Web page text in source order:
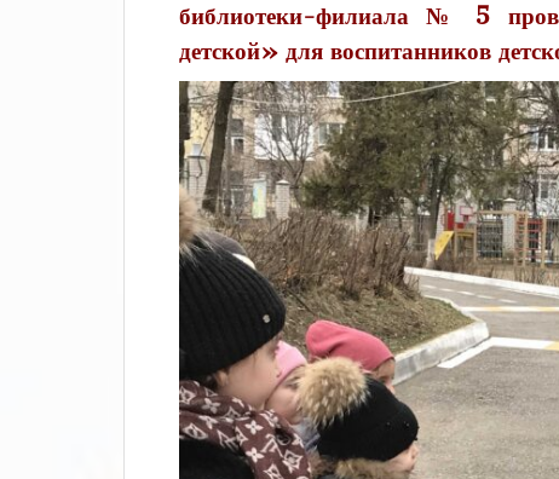
библиотеки-филиала № 5
детской» для воспитанников